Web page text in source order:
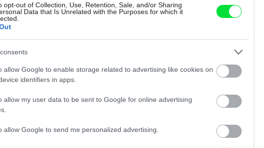
opt-out of Collection, Use, Retention, Sale, and/or Sharing
Data that Is Unrelated with the Purposes for which it
allow Google to enable storage related to advertising like cookies on
identifiers in apps.
allow my user data to be sent to Google for online advertising
allow Google to send me personalized advertising.
kde máte chuť si poklebetiť, kde sa vám chce
menej prispôsobené fasáde, ale atmosféra je fajn.
strechy, čiže tmavosivé a kovové so všetkým, čo
technickými detailmi. Ale to nič, červená lavička
Peter C. Abonyi)
Dano Veselský
Môj dom 07-08/2026